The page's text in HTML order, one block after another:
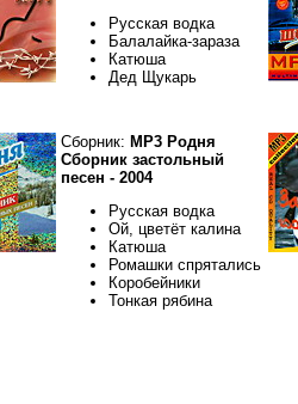
Русская водка
Балалайка-зараза
Катюша
Дед Щукарь
Сборник: МР3 Родня
Сборник застольный
песен - 2004
Русская водка
Ой, цветёт калина
Катюша
Ромашки спрятались
Коробейники
Тонкая рябина